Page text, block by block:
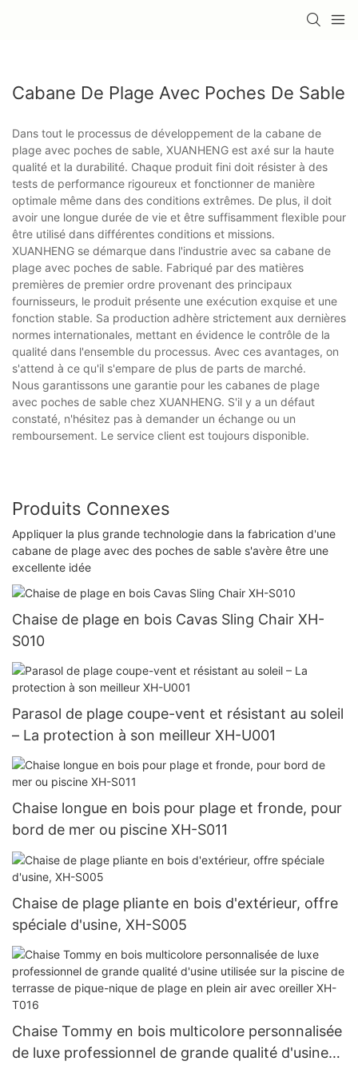
Cabane De Plage Avec Poches De Sable
Dans tout le processus de développement de la cabane de
plage avec poches de sable, XUANHENG est axé sur la haute
qualité et la durabilité. Chaque produit fini doit résister à des
tests de performance rigoureux et fonctionner de manière
optimale même dans des conditions extrêmes. De plus, il doit
avoir une longue durée de vie et être suffisamment flexible pour
être utilisé dans différentes conditions et missions.
XUANHENG se démarque dans l'industrie avec sa cabane de
plage avec poches de sable. Fabriqué par des matières
premières de premier ordre provenant des principaux
fournisseurs, le produit présente une exécution exquise et une
fonction stable. Sa production adhère strictement aux dernières
normes internationales, mettant en évidence le contrôle de la
qualité dans l'ensemble du processus. Avec ces avantages, on
s'attend à ce qu'il s'empare de plus de parts de marché.
Nous garantissons une garantie pour les cabanes de plage
avec poches de sable chez XUANHENG. S'il y a un défaut
constaté, n'hésitez pas à demander un échange ou un
remboursement. Le service client est toujours disponible.
Produits Connexes
Appliquer la plus grande technologie dans la fabrication d'une
cabane de plage avec des poches de sable s'avère être une
excellente idée
Chaise de plage en bois Cavas Sling Chair XH-
S010
Parasol de plage coupe-vent et résistant au soleil
– La protection à son meilleur XH-U001
Chaise longue en bois pour plage et fronde, pour
bord de mer ou piscine XH-S011
Chaise de plage pliante en bois d'extérieur, offre
spéciale d'usine, XH-S005
Chaise Tommy en bois multicolore personnalisée
de luxe professionnel de grande qualité d'usine